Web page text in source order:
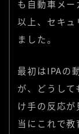
も自動車メ
以上、セキュ
ました。
最初はIPAの
が、どうして
け手の反応
当にこれで